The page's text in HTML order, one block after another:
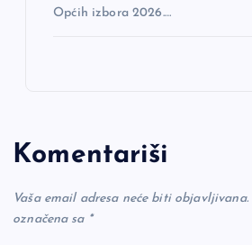
Općih izbora 2026.…
Komentariši
Vaša email adresa neće biti objavljivana.
označena sa *